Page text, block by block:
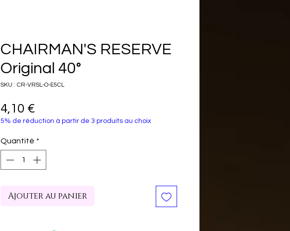
CHAIRMAN'S RESERVE
Original 40°
SKU : CR-VRSL-O-E5CL
4,10 €
5% de réduction à partir de 3 produits au choix
Quantité *
Ajouter au panier